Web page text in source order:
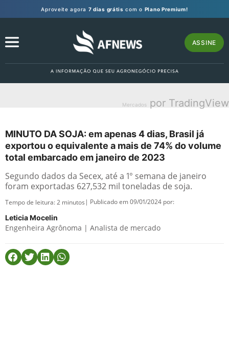
Aproveite agora 7 dias grátis com o Plano Premium!
ASSINE
Mercados por TradingView
MINUTO DA SOJA: em apenas 4 dias, Brasil já
exportou o equivalente a mais de 74% do volume
total embarcado em janeiro de 2023
Segundo dados da Secex, até a 1° semana de janeiro
foram exportadas 627,532 mil toneladas de soja.
Tempo de leitura:2 minutos | Publicado em 09/01/2024 por:
Leticia Mocelin
Engenheira Agrônoma | Analista de mercado